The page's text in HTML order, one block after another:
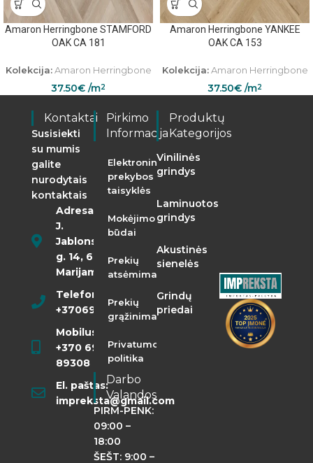
Amaron Herringbone STAMFORD
OAK CA 181
Kolekcija:Amaron Herringbone
37.50€ /m2
Amaron Herringbone YANKEE
OAK CA 153
Kolekcija:Amaron Herringbone
37.50€ /m2
Kontaktai
Susisiekti
su mumis
galite
nurodytais
kontaktais
Adresas:
J.
Jablonskio
g. 14, 68290
Marijampolė
Telefonas:
+37069855400
Mobilusis:
+370 698
89308
El. paštas:
impreksta@gmail.com
Pirkimo
Informacija
Elektroninės
prekybos
taisyklės
Mokėjimo
būdai
Prekių
atsėmimas
Prekių
grąžinimas
Privatumo
politika
Darbo
Valandos
PIRM-PENK:
09:00 –
18:00
ŠEŠT: 9:00 –
Produktų
Kategorijos
Vinilinės
grindys
Laminuotos
grindys
Akustinės
sienelės
Grindų
priedai